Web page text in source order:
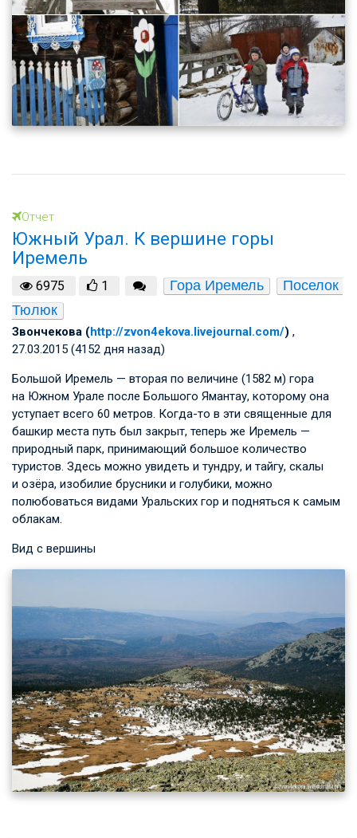
Отчет
Южный Урал. К вершине горы
Иремель
6975 1 Гора Иремель
Поселок
Тюлюк
Звончекова (http://zvon4ekova.livejournal.com/) ,
27.03.2015 (4152 дня назад)
Большой Иремель — вторая по величине (1582 м) гора
на Южном Урале после Большого Ямантау, которому она
уступает всего 60 метров. Когда-то в эти священные для
башкир места путь был закрыт, теперь же Иремель —
природный парк, принимающий большое количество
туристов. Здесь можно увидеть и тундру, и тайгу, скалы
и озёра, изобилие брусники и голубики, можно
полюбоваться видами Уральских гор и подняться к самым
облакам.
Вид с вершины